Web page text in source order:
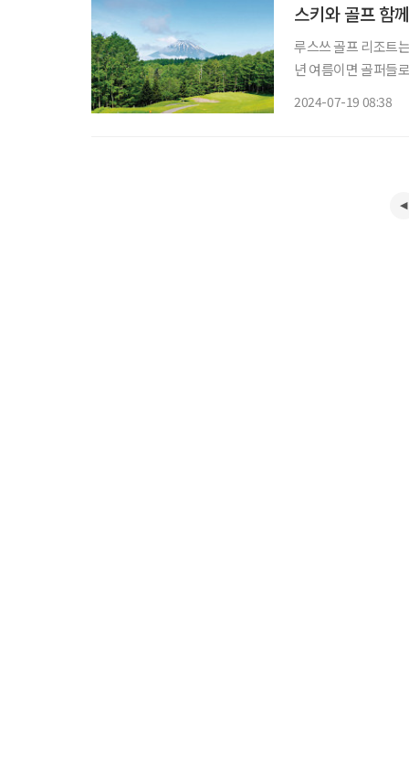
스키와 골프 함
루스쓰 골프 리조트
년 여름이면 골퍼들
2024-07-19 08:38